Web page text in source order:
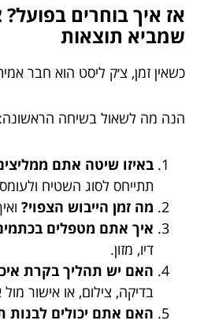
אז איך בוחרים
שמביא תוצאות
כשאין זמן, צ׳ק ליסט הוא חבר
הנה מה לשאול בשיחה הראשונה:
באיזו שיטה אתם
תתייחס לסוג השטיח
מה זמן הייבוש הצפוי?
איך אתם מטפלים
דיו, מזון.
האם יש תהליך בקרת
בדיקה, צילום, או אישור
האם אתם יכולים לבנות